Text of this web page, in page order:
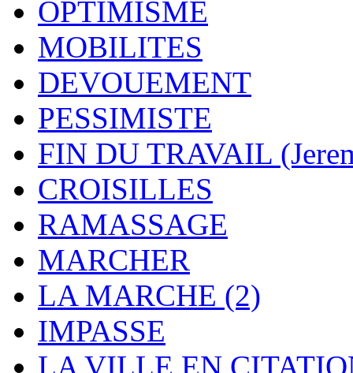
OPTIMISME
MOBILITES
DEVOUEMENT
PESSIMISTE
FIN DU TRAVAIL
CROISILLES
RAMASSAGE
MARCHER
LA MARCHE (2)
IMPASSE